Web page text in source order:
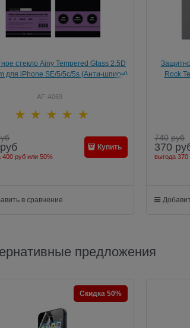
стекло Ainy Tempered Glass 2.5D
для iPhone SE/5/5c/5s (Анти-шпион)
AF-A069
руб
400 руб или 50%
Купить
в сравнение
Rock
740 руб
370
выгода 370
предложения
Скидка 50%